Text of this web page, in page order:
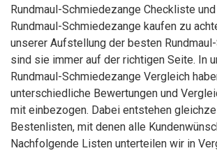
Rundmaul-Schmiedezange Checkliste
Rundmaul-Schmiedezange kaufen zu
unserer Aufstellung der besten
sind sie immer auf der richtigen Seite. In
Rundmaul-Schmiedezange Vergleich
unterschiedliche Bewertungen und
mit einbezogen. Dabei entstehen
Bestenlisten, mit denen alle
Nachfolgende Listen unterteilen wir in